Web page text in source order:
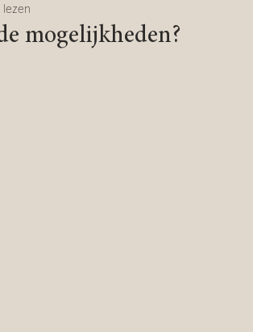
mogelijkheden?